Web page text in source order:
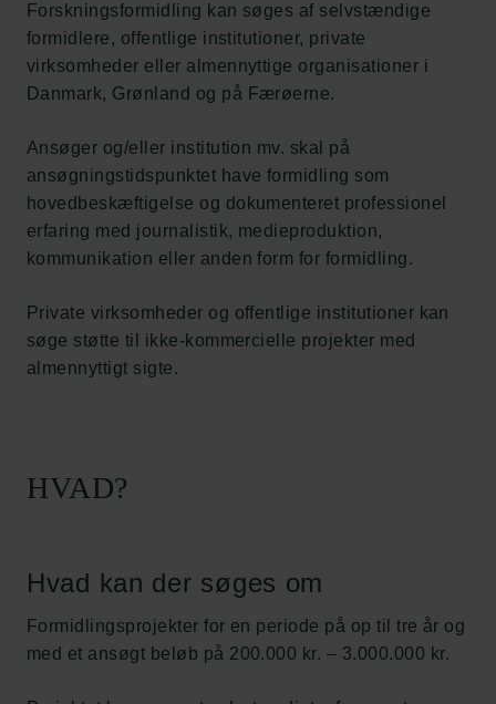
Forskningsformidling kan søges af selvstændige
formidlere, offentlige institutioner, private
virksomheder eller almennyttige organisationer i
Danmark, Grønland og på Færøerne.
Ansøger og/eller institution mv. skal på
ansøgningstidspunktet have formidling som
hovedbeskæftigelse og dokumenteret professionel
erfaring med journalistik, medieproduktion,
kommunikation eller anden form for formidling.
Private virksomheder og offentlige institutioner kan
søge støtte til ikke-kommercielle projekter med
almennyttigt sigte.
HVAD?
Hvad kan der søges om
Formidlingsprojekter for en periode på op til tre år og
med et ansøgt beløb på 200.000 kr. – 3.000.000 kr.